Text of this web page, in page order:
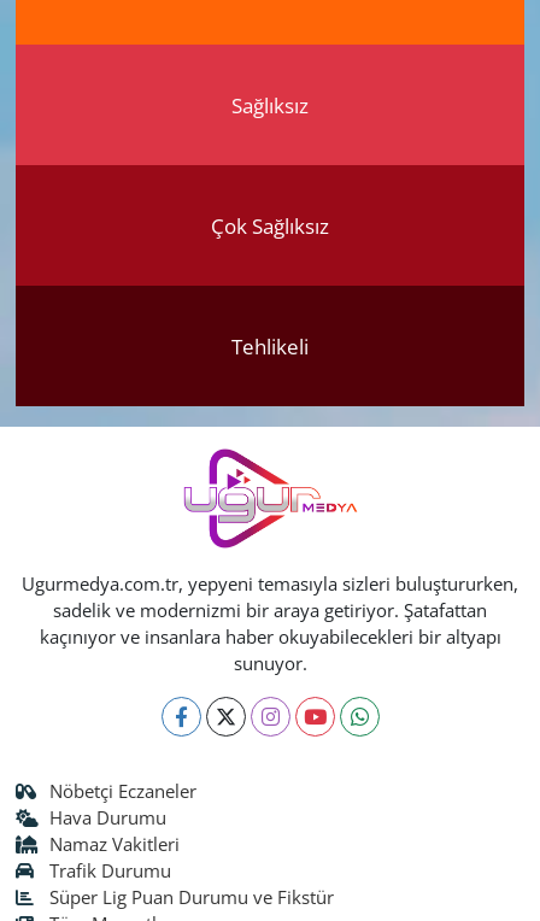
Sağlıksız
Çok Sağlıksız
Tehlikeli
Ugurmedya.com.tr, yepyeni temasıyla sizleri buluştururken,
sadelik ve modernizmi bir araya getiriyor. Şatafattan
kaçınıyor ve insanlara haber okuyabilecekleri bir altyapı
sunuyor.
Nöbetçi Eczaneler
Hava Durumu
Namaz Vakitleri
Trafik Durumu
Süper Lig Puan Durumu ve Fikstür